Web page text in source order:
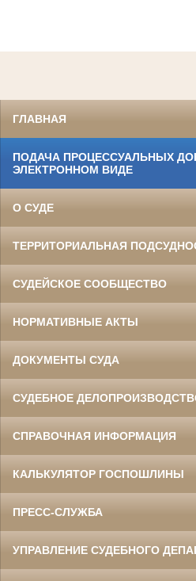
ГЛАВНАЯ
ПОДАЧА ПРОЦЕССУАЛЬНЫХ
ЭЛЕКТРОННОМ ВИДЕ
О СУДЕ
ТЕРРИТОРИАЛЬНАЯ
СУДЕЙСКОЕ СООБЩЕСТВО
НОРМАТИВНЫЕ АКТЫ
ДОКУМЕНТЫ СУДА
СУДЕБНОЕ
СПРАВОЧНАЯ ИНФОРМАЦИЯ
КАЛЬКУЛЯТОР ГОСПОШЛИНЫ
ПРЕСС-СЛУЖБА
УПРАВЛЕНИЕ СУДЕБНОГО